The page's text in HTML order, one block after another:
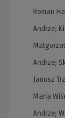
Roman
Andrzej
Andrzej
Janusz
Maria
Andrzej